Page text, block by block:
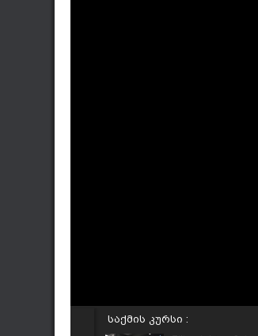
საქმის კურსი :